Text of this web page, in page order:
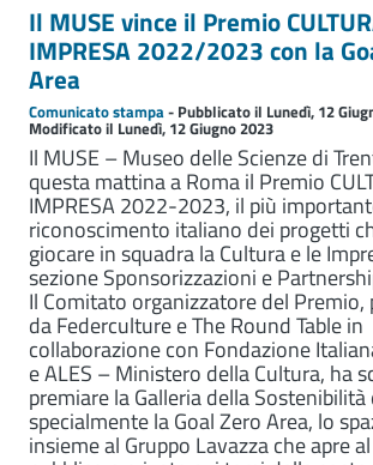
Il MUSE vince il Premio
IMPRESA 2022/2023 con la
Area
Comunicato stampa- Pubblicato il Lunedì, 12
Modificato il Lunedì, 12 Giugno 2023
Il MUSE – Museo delle Scienze di
questa mattina a Roma il Premio
IMPRESA 2022-2023, il più
riconoscimento italiano dei progetti
giocare in squadra la Cultura e le
sezione Sponsorizzazioni e
Il Comitato organizzatore del Premio,
da Federculture e The Round Table in
collaborazione con Fondazione
e ALES – Ministero della Cultura, ha
premiare la Galleria della Sostenibilità
specialmente la Goal Zero Area, lo
insieme al Gruppo Lavazza che apre